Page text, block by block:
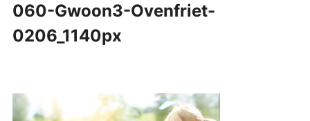
060-Gwoon3-Ovenfriet-
0206_1140px